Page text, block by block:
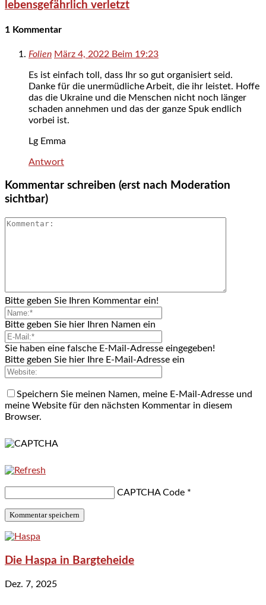
lebensgefährlich verletzt
1 Kommentar
Folien März 4, 2022 Beim 19:23
Es ist einfach toll, dass Ihr so gut organisiert seid.
Danke für die unermüdliche Arbeit, die ihr leistet. Hoffe
das die Ukraine und die Menschen nicht noch länger
schaden annehmen und das der ganze Spuk endlich
vorbei ist.
Lg Emma
Antwort
Kommentar schreiben (erst nach Moderation
sichtbar)
Bitte geben Sie Ihren Kommentar ein!
Bitte geben Sie hier Ihren Namen ein
Sie haben eine falsche E-Mail-Adresse eingegeben!
Bitte geben Sie hier Ihre E-Mail-Adresse ein
Speichern Sie meinen Namen, meine E-Mail-Adresse und
meine Website für den nächsten Kommentar in diesem
Browser.
CAPTCHA Code *
Die Haspa in Bargteheide
Dez. 7, 2025